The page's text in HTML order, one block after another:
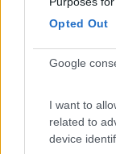
Opted Out
Google
I want to
related to
device
6.4